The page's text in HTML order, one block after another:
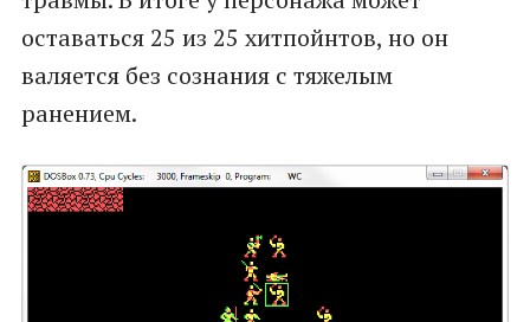
оставаться 25 из 25 хитпойнтов, но он
валяется без сознания с тяжелым
ранением.